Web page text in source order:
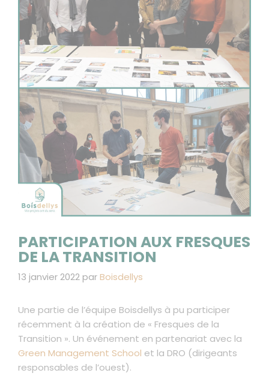
PARTICIPATION AUX FRESQUES
DE LA TRANSITION
13 janvier 2022 parBoisdellys
Une partie de l’équipe Boisdellys à pu participer
récemment à la création de « Fresques de la
Transition ». Un événement en partenariat avec la
Green Management School et la DRO (dirigeants
responsables de l’ouest).